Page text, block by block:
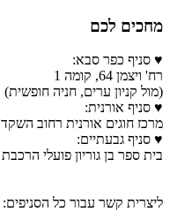
מחכים לכם
♥ סניף כפר סבא:
רח' ויצמן 64, קומה 1
(מול קניון ערים, חניה חופשית)
♥ סניף אורנית:
מרכז חוגים אורנית רחוב השקד 7
♥ סניף גבעתיים:
בית ספר בן גוריון פועלי הרכבת 30
ליצרית קשר עבור כל הסניפים: